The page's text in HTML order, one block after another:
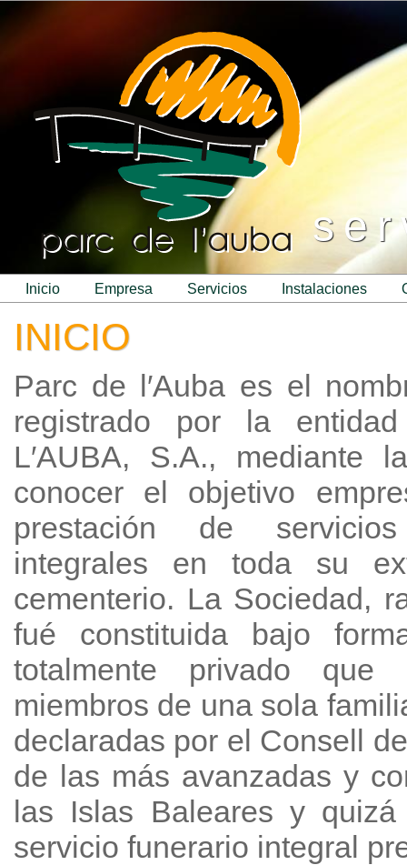
inicio empresa servicios instalaciones
INICIO
Parc de l′Auba es el
registrado por la
L′AUBA, S.A., mediante
conocer el objetivo
prestación de
integrales en toda su
cementerio. La Sociedad,
fué constituida bajo
totalmente privado que
miembros de una sola
declaradas por el Consell
de las más avanzadas y
las Islas Baleares y
servicio funerario integral